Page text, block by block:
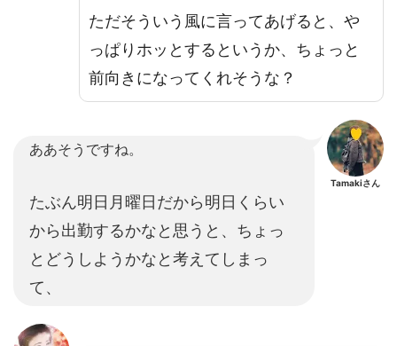
ただそういう風に言ってあげると、や
っぱりホッとするというか、ちょっと
前向きになってくれそうな？
ああそうですね。
たぶん明日月曜日だから明日くらい
から出勤するかなと思うと、ちょっ
とどうしようかなと考えてしまっ
て、
Tamakiさん